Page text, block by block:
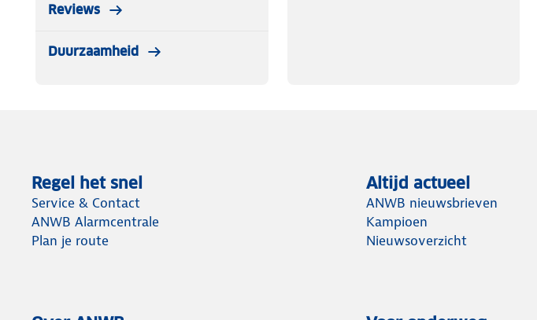
Reviews
Duurzaamheid
Regel het snel
Service & Contact
ANWB Alarmcentrale
Plan je route
Altijd actueel
ANWB nieuwsbrieven
Kampioen
Nieuwsoverzicht